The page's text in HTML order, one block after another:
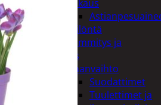
Tiskaus
Säilöntä
Kodin lämmitys ja
tuuletus
Ilmanvaihto
Suodattimet
Tuulettimet ja